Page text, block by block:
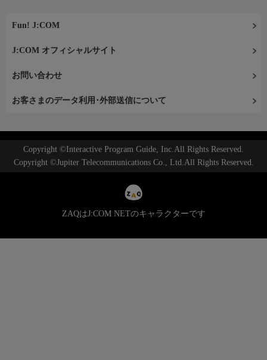
Fun! J:COM
J:COM オフィシャルサイト
お問い合わせ
お客さまのデータ利用･外部送信について
Copyright ©Interactive Program Guide, Inc.All Rights Reserved.
Copyright ©Jupiter Telecommunications Co., Ltd.All Rights Reserved.
ZAQはJ:COM NETのキャラクターです